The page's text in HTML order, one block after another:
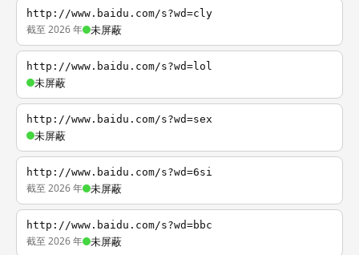
http://www.baidu.com/s?wd=cly
截至 2026 年 未屏蔽
http://www.baidu.com/s?wd=lol
未屏蔽
http://www.baidu.com/s?wd=sex
未屏蔽
http://www.baidu.com/s?wd=6si
截至 2026 年 未屏蔽
http://www.baidu.com/s?wd=bbc
截至 2026 年 未屏蔽